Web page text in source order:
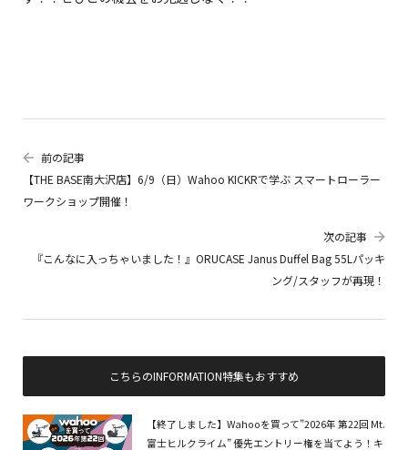
前の記事
【THE BASE南大沢店】6/9（日）Wahoo KICKRで学ぶ スマートローラー
ワークショップ開催！
次の記事
『こんなに入っちゃいました！』ORUCASE Janus Duffel Bag 55Lパッキ
ング/スタッフが再現！
こちらのINFORMATION特集もおすすめ
【終了しました】Wahooを買って”2026年 第22回 Mt.
富士ヒルクライム” 優先エントリー権を当てよう！キ